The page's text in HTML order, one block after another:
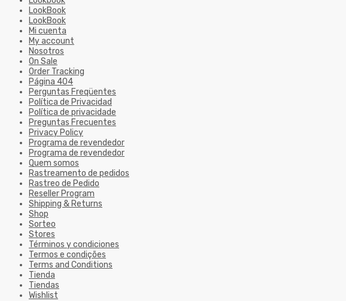
LookBook
LookBook
Mi cuenta
My account
Nosotros
On Sale
Order Tracking
Página 404
Perguntas Freqüentes
Política de Privacidad
Política de privacidade
Preguntas Frecuentes
Privacy Policy
Programa de revendedor
Programa de revendedor
Quem somos
Rastreamento de pedidos
Rastreo de Pedido
Reseller Program
Shipping & Returns
Shop
Sorteo
Stores
Términos y condiciones
Termos e condições
Terms and Conditions
Tienda
Tiendas
Wishlist